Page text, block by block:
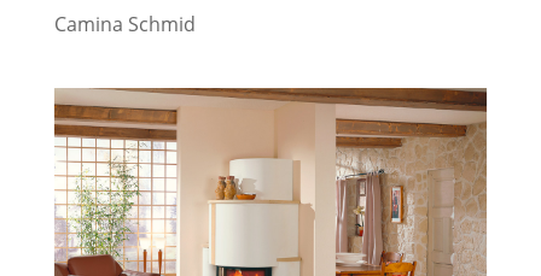
Camina Schmid